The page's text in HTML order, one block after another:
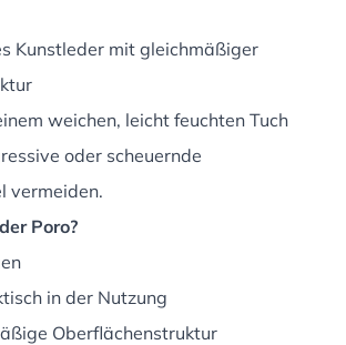
Kunstleder mit gleichmäßiger
weichen, leicht feuchten Tuch
oder scheuernde
vermeiden.
Poro?
in der Nutzung
Oberflächenstruktur